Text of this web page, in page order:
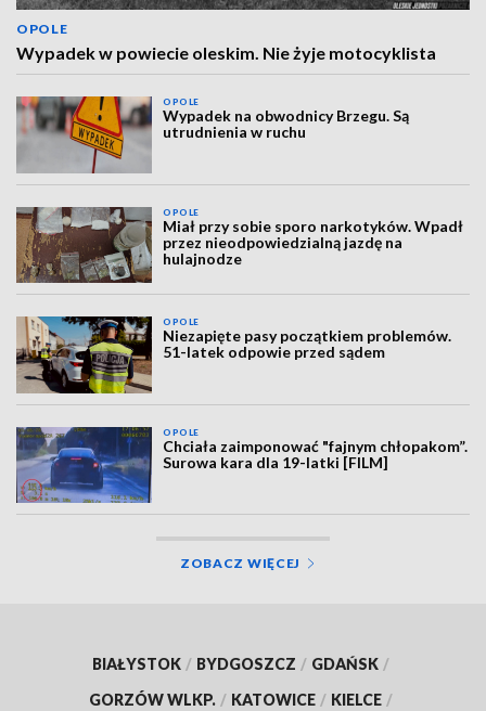
OPOLE
Wypadek w powiecie oleskim. Nie żyje motocyklista
OPOLE
Wypadek na obwodnicy Brzegu. Są
utrudnienia w ruchu
OPOLE
Miał przy sobie sporo narkotyków. Wpadł
przez nieodpowiedzialną jazdę na
hulajnodze
OPOLE
Niezapięte pasy początkiem problemów.
51-latek odpowie przed sądem
OPOLE
Chciała zaimponować "fajnym chłopakom”.
Surowa kara dla 19-latki [FILM]
ZOBACZ WIĘCEJ
BIAŁYSTOK / BYDGOSZCZ / GDAŃSK /
GORZÓW WLKP. / KATOWICE / KIELCE /